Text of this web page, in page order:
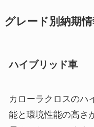
グレード別納期
ハイブリッド車
カローラクロスのハ
能と環境性能の高さ